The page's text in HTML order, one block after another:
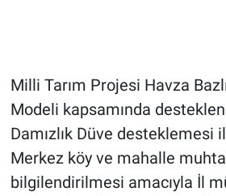
Milli Tarım Projesi Havza
Modeli kapsamında
Damızlık Düve desteklemesi
Merkez köy ve mahalle
bilgilendirilmesi amacıyla İl